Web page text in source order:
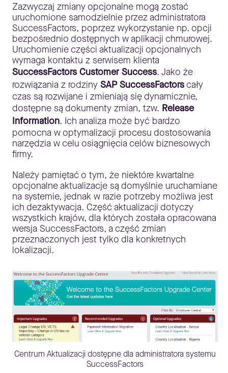
Zazwyczaj zmiany opcjonalne mogą zostać
uruchomione samodzielnie przez administratora
SuccessFactors, poprzez wykorzystanie np. opcji
bezpośrednio dostępnych w aplikacji chmurowej.
Uruchomienie części aktualizacji opcjonalnych
wymaga kontaktu z serwisem klienta
SuccessFactors Customer Success. Jako że
rozwiązania z rodziny SAP SuccessFactors cały
czas są rozwijane i zmieniają się dynamicznie,
dostępne są dokumenty zmian, tzw. Release
Information. Ich analiza może być bardzo
pomocna w optymalizacji procesu dostosowania
narzędzia w celu osiągnięcia celów biznesowych
firmy.
Należy pamiętać o tym, że niektóre kwartalne
opcjonalne aktualizacje są domyślnie uruchamiane
na systemie, jednak w razie potrzeby możliwa jest
ich dezaktywacja. Część aktualizacji dotyczy
wszystkich krajów, dla których została opracowana
wersja SuccessFactors, a część zmian
przeznaczonych jest tylko dla konkretnych
lokalizacji.
Centrum Aktualizacji dostępne dla administratora systemu
SuccessFactors